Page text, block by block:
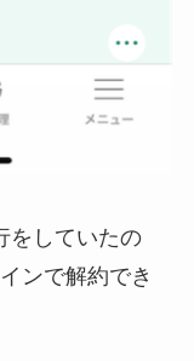
をしていたの
ンで解約でき